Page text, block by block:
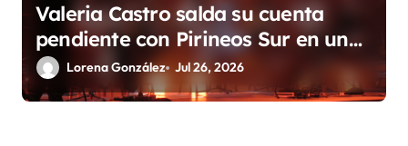
Valeria Castro salda su cuenta
pendiente con Pirineos Sur en una
noche de emoción y complicidad
Lorena González Jul 26, 2026